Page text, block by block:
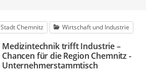
Stadt Chemnitz Wirtschaft und Industrie
Medizintechnik trifft Industrie –
Chancen für die Region Chemnitz -
Unternehmerstammtisch